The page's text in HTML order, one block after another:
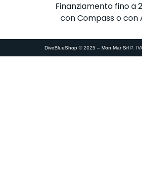
Finanziamento fino a
con Compass o con
DiveBlueShop © 2025 – Mon.Mar Srl P.